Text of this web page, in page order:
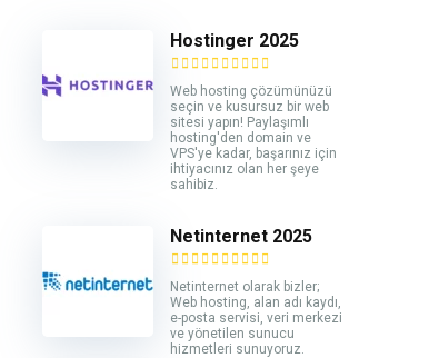
Hostinger 2025
Web hosting çözümünüzü
seçin ve kusursuz bir web
sitesi yapın! Paylaşımlı
hosting'den domain ve
VPS'ye kadar, başarınız için
ihtiyacınız olan her şeye
sahibiz.
Netinternet 2025
Netinternet olarak bizler;
Web hosting, alan adı kaydı,
e-posta servisi, veri merkezi
ve yönetilen sunucu
hizmetleri sunuyoruz.